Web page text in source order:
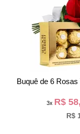
Buquê de 6
3x R$
R$